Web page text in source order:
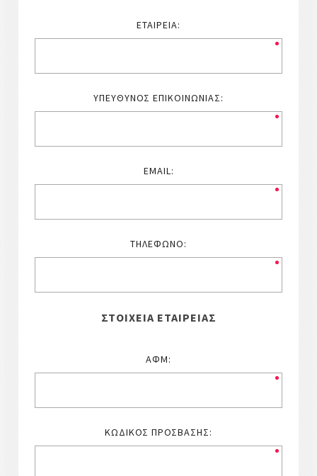
ΕΤΑΙΡΕΊΑ:
ΥΠΕΎΘΥΝΟΣ ΕΠΙΚΟΙΝΩΝΊΑΣ:
EMAIL:
ΤΗΛΈΦΩΝΟ:
ΣΤΟΙΧΕΊΑ ΕΤΑΙΡΕΊΑΣ
ΑΦΜ:
ΚΩΔΙΚΌΣ ΠΡΌΣΒΑΣΗΣ: